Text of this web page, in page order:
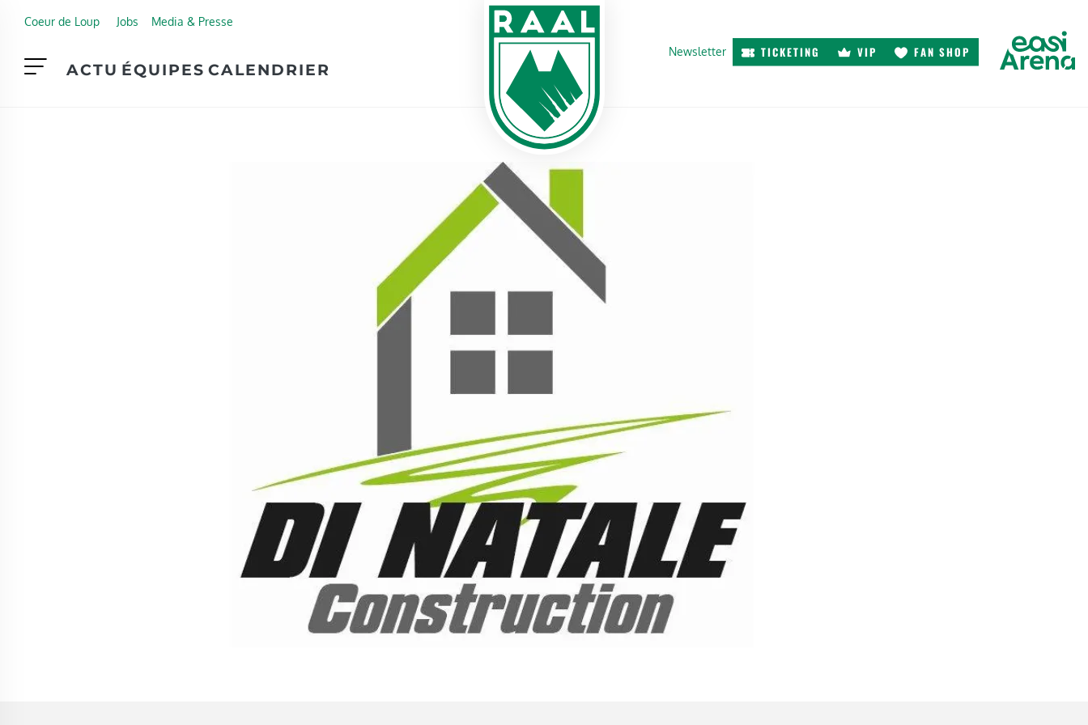
Coeur de Loup Jobs Media & Presse
Newsletter TICKETING VIP FAN SHOP
ACTU ÉQUIPES CALENDRIER